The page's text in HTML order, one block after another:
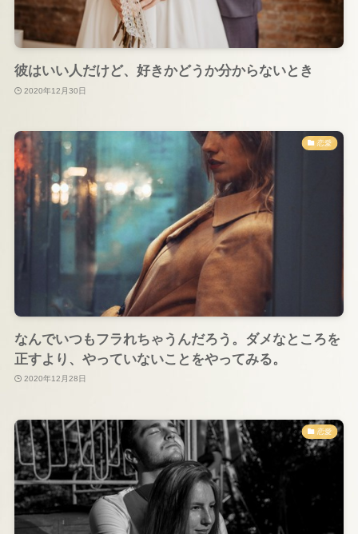
彼はいい人だけど、好きかどうか分からないとき
2020年12月30日
恋愛
なんでいつもフラれちゃうんだろう。ダメなところを
正すより、やっていないことをやってみる。
2020年12月28日
恋愛